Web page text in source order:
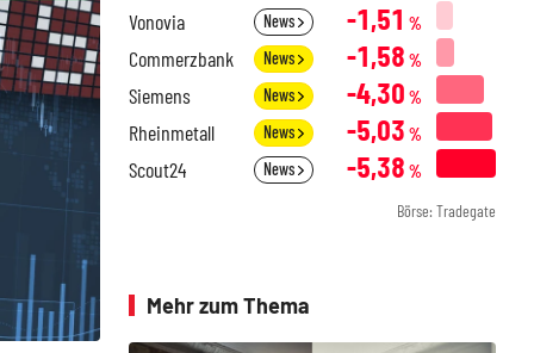
Vonovia News -1,51 %
Commerzbank News -1,58 %
Siemens News -4,30 %
Rheinmetall News -5,03 %
Scout24 News -5,38 %
Börse: Tradegate
Mehr zum Thema